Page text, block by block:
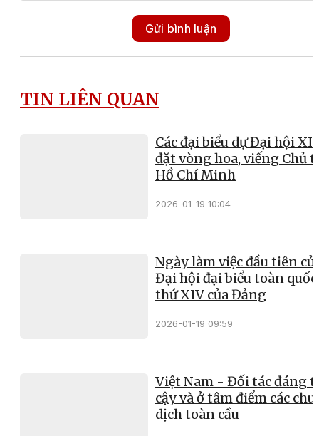
Gửi bình luận
TIN LIÊN QUAN
Các đại biểu dự Đại hội
đặt vòng hoa, viếng Chủ
Hồ Chí Minh
2026-01-19 10:04
Ngày làm việc đầu tiên
Đại hội đại biểu toàn
thứ XIV của Đảng
2026-01-19 09:59
Việt Nam - Đối tác đáng
cậy và ở tâm điểm các
dịch toàn cầu